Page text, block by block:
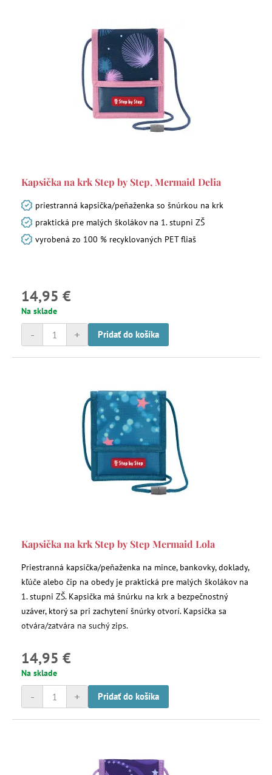
Kapsička na krk Step by Step, Mermaid Delia
priestranná kapsička/peňaženka so šnúrkou na krk
praktická pre malých školákov na 1. stupni ZŠ
vyrobená zo 100 % recyklovaných PET fliaš
14,95 €
Na sklade
+
- Pridať do košíka
Kapsička na krk Step by Step Mermaid Lola
Priestranná kapsička/peňaženka na mince, bankovky, doklady,
kľúče alebo čip na obedy je praktická pre malých školákov na
1. stupni ZŠ. Kapsička má šnúrku na krk a bezpečnostný
uzáver, ktorý sa pri zachytení šnúrky otvorí. Kapsička sa
otvára/zatvára na suchý zips.
14,95 €
Na sklade
+
- Pridať do košíka